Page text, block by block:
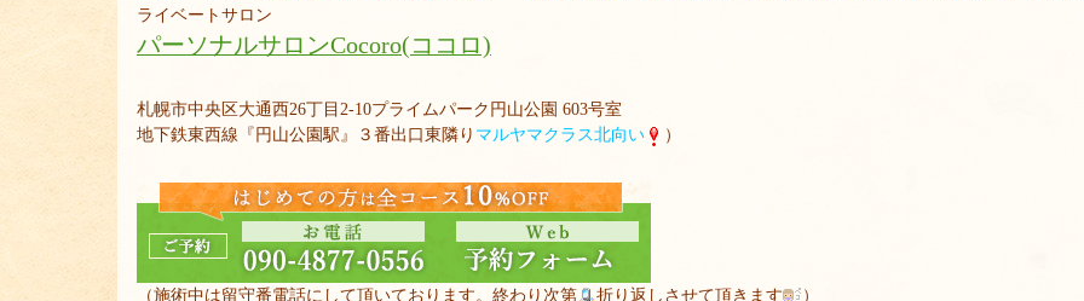
ライベートサロン
パーソナルサロンCocoro(ココロ)
札幌市中央区大通西26丁目2-10プライムパーク円山公園 603号室
地下鉄東西線『円山公園駅』３番出口東隣り マルヤマクラス北向い ）
（施術中は留守番電話にして頂いております。終わり次第 折り返しさせて頂きます ）